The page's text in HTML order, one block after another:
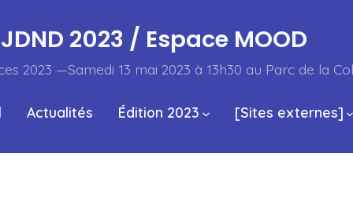
JDND 2023 / Espace MOOD
2023 —Samedi 13 mai 2023 à 13h30 au Parc de la
Actualités Édition 2023 [Sites externes]